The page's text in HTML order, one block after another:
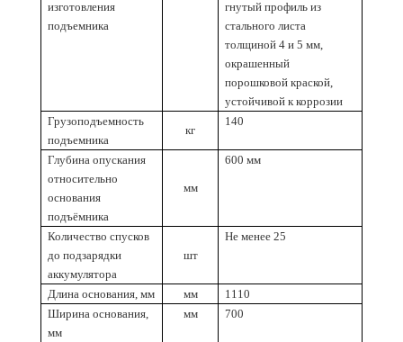
изготовления
подъемника
гнутый профиль из
стального листа
толщиной 4 и 5 мм,
окрашенный
порошковой краской,
устойчивой к коррозии
Грузоподъемность
подъемника
кг
140
Глубина опускания
относительно
основания
подъёмника
мм
600 мм
Количество спусков
до подзарядки
аккумулятора
шт
Не менее 25
Длина основания, мм мм
1110
Ширина основания,
мм
мм 700